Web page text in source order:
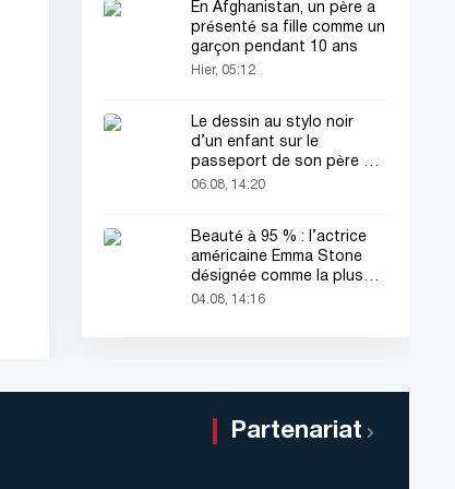
En Afghanistan, un père a
présenté sa fille comme un
garçon pendant 10 ans
Hier, 05:12
Le dessin au stylo noir
d’un enfant sur le
passeport de son père a
attiré tous les regards
06.08, 14:20
Beauté à 95 % : l’actrice
américaine Emma Stone
désignée comme la plus
belle femme du monde !
04.08, 14:16
Partenariat